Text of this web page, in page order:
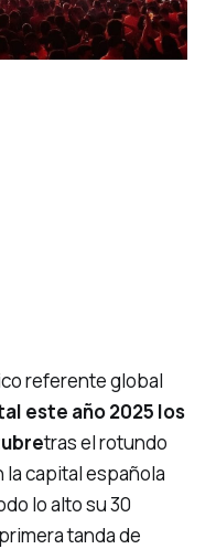
referente global
este año 2025 los
tras el rotundo
la capital española
lo alto su 30
tanda de